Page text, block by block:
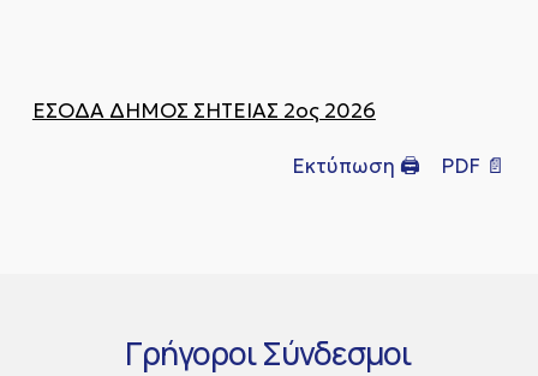
ΕΣΟΔΑ ΔΗΜΟΣ ΣΗΤΕΙΑΣ 2ος 2026
Εκτύπωση 🖨 PDF 📄
ΓρήγοροιΣύνδεσμοι